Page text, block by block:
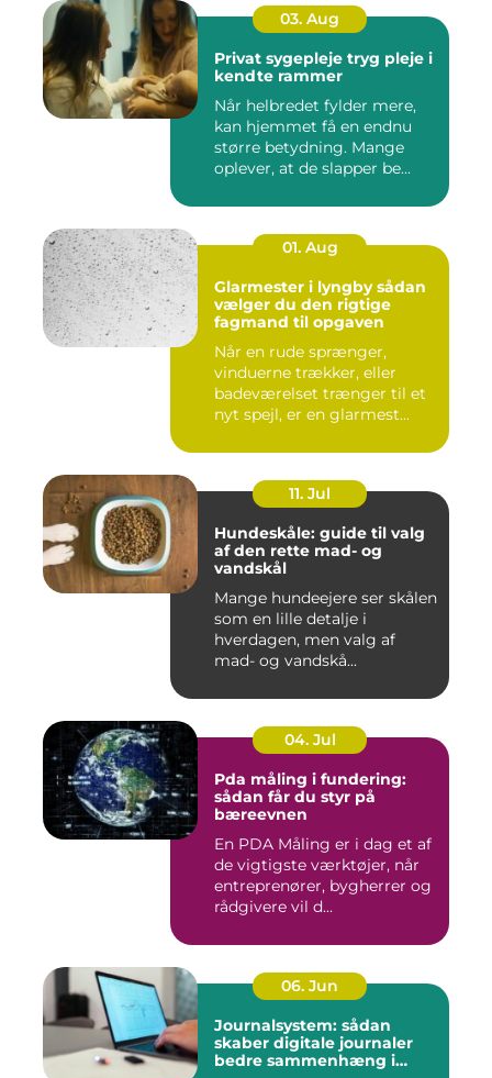
03. Aug
Privat sygepleje tryg pleje i
kendte rammer
Når helbredet fylder mere,
kan hjemmet få en endnu
større betydning. Mange
oplever, at de slapper be...
01. Aug
Glarmester i lyngby sådan
vælger du den rigtige
fagmand til opgaven
Når en rude sprænger,
vinduerne trækker, eller
badeværelset trænger til et
nyt spejl, er en glarmest...
11. Jul
Hundeskåle: guide til valg
af den rette mad- og
vandskål
Mange hundeejere ser skålen
som en lille detalje i
hverdagen, men valg af
mad- og vandskå...
04. Jul
Pda måling i fundering:
sådan får du styr på
bæreevnen
En PDA Måling er i dag et af
de vigtigste værktøjer, når
entreprenører, bygherrer og
rådgivere vil d...
06. Jun
Journalsystem: sådan
skaber digitale journaler
bedre sammenhæng i